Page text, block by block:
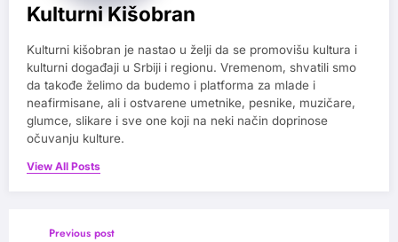
Kulturni Kišobran
Kulturni kišobran je nastao u želji da se promovišu kultura i
kulturni događaji u Srbiji i regionu. Vremenom, shvatili smo
da takođe želimo da budemo i platforma za mlade i
neafirmisane, ali i ostvarene umetnike, pesnike, muzičare,
glumce, slikare i sve one koji na neki način doprinose
očuvanju kulture.
View All Posts
Previous post